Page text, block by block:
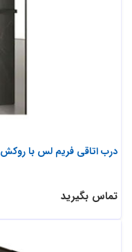
درب اتاقی فریم لس با روکش SPL
تماس بگیرید